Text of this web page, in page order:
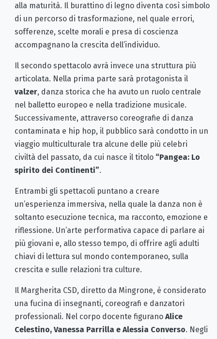
alla maturità. Il burattino di legno diventa così simbolo
di un percorso di trasformazione, nel quale errori,
sofferenze, scelte morali e presa di coscienza
accompagnano la crescita dell’individuo.
Il secondo spettacolo avrà invece una struttura più
articolata. Nella prima parte sarà protagonista il
valzer, danza storica che ha avuto un ruolo centrale
nel balletto europeo e nella tradizione musicale.
Successivamente, attraverso coreografie di danza
contaminata e hip hop, il pubblico sarà condotto in un
viaggio multiculturale tra alcune delle più celebri
civiltà del passato, da cui nasce il titolo “Pangea: Lo
spirito dei Continenti”.
Entrambi gli spettacoli puntano a creare
un’esperienza immersiva, nella quale la danza non è
soltanto esecuzione tecnica, ma racconto, emozione e
riflessione. Un’arte performativa capace di parlare ai
più giovani e, allo stesso tempo, di offrire agli adulti
chiavi di lettura sul mondo contemporaneo, sulla
crescita e sulle relazioni tra culture.
Il Margherita CSD, diretto da Mingrone, è considerato
una fucina di insegnanti, coreografi e danzatori
professionali. Nel corpo docente figurano Alice
Celestino, Vanessa Parrilla e Alessia Converso. Negli